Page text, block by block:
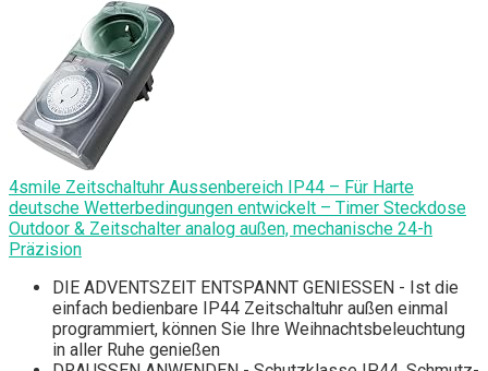
4smile Zeitschaltuhr Aussenbereich IP44 – Für Harte
deutsche Wetterbedingungen entwickelt – Timer Steckdose
Outdoor & Zeitschalter analog außen, mechanische 24-h
Präzision
DIE ADVENTSZEIT ENTSPANNT GENIESSEN - Ist die
einfach bedienbare IP44 Zeitschaltuhr außen einmal
programmiert, können Sie Ihre Weihnachtsbeleuchtung
in aller Ruhe genießen